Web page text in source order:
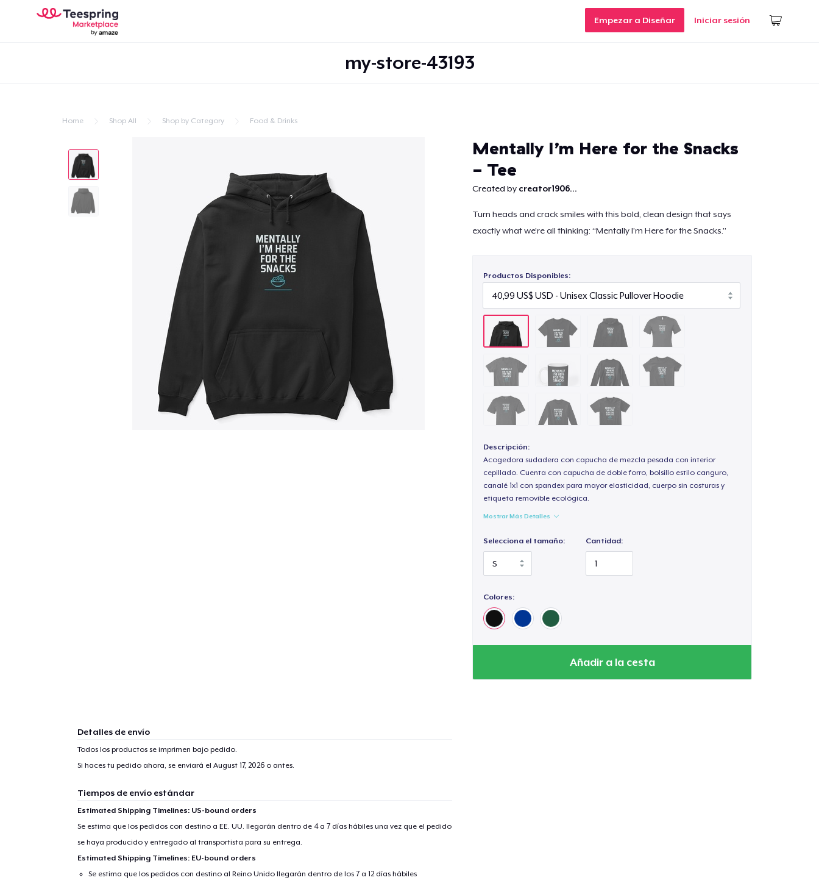
Empezar a Diseñar Iniciar sesión
my-store-43193
Home Shop All Shop by Category Food & Drinks
Mentally I’m Here for the Snacks
- Tee
Created by creator1906...
Turn heads and crack smiles with this bold, clean design that says
exactly what we’re all thinking: “Mentally I’m Here for the Snacks.”
Productos Disponibles:
Descripción:
Acogedora sudadera con capucha de mezcla pesada con interior
cepillado. Cuenta con capucha de doble forro, bolsillo estilo canguro,
canalé 1x1 con spandex para mayor elasticidad, cuerpo sin costuras y
etiqueta removible ecológica.
Mostrar Más Detalles
Selecciona el tamaño: Cantidad:
Colores:
Añadir a la cesta
Detalles de envío
Todos los productos se imprimen bajo pedido.
Si haces tu pedido ahora, se enviará el August 17, 2026o antes.
Tiempos de envío estándar
Estimated Shipping Timelines: US-bound orders
Se estima que los pedidos con destino a EE. UU. llegarán dentro de 4 a 7 días hábiles una vez que el pedido
se haya producido y entregado al transportista para su entrega.
Estimated Shipping Timelines: EU-bound orders
Se estima que los pedidos con destino al Reino Unido llegarán dentro de los 7 a 12 días hábiles